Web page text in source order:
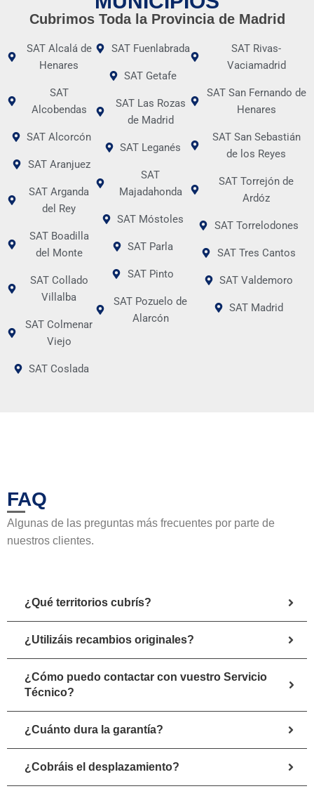
Cubrimos Toda la Provincia de Madrid
SAT Alcalá de
Henares
SAT
Alcobendas
SAT Alcorcón
SAT Aranjuez
SAT Arganda
del Rey
SAT Boadilla
del Monte
SAT Collado
Villalba
SAT Colmenar
Viejo
SAT Coslada
SAT Fuenlabrada
SAT Getafe
SAT Las Rozas
de Madrid
SAT Leganés
SAT
Majadahonda
SAT Móstoles
SAT Parla
SAT Pinto
SAT Pozuelo de
Alarcón
SAT Rivas-
Vaciamadrid
SAT San Fernando de
Henares
SAT San Sebastián
de los Reyes
SAT Torrejón de
Ardóz
SAT Torrelodones
SAT Tres Cantos
SAT Valdemoro
SAT Madrid
FAQ
Algunas de las preguntas más frecuentes por parte de
nuestros clientes.
¿Qué territorios cubrís?
¿Utilizáis recambios originales?
¿Cómo puedo contactar con vuestro Servicio
Técnico?
¿Cuánto dura la garantía?
¿Cobráis el desplazamiento?